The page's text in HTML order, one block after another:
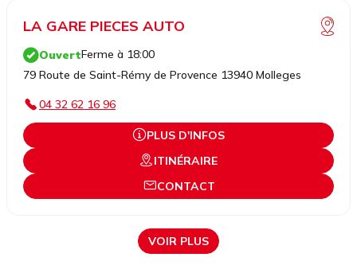
LA GARE PIECES AUTO
OuvertFerme à 18:00
79 Route de Saint-Rémy de Provence 13940 Molleges
04 32 62 16 96
PLUS D'INFOS
ITINÉRAIRE
CONTACT
VOIR PLUS